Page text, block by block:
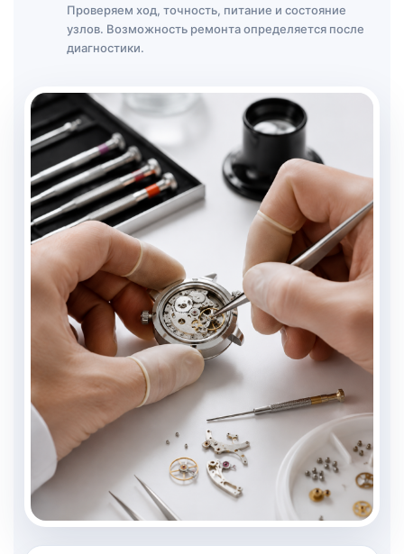
Проверяем ход, точность, питание и состояние
узлов. Возможность ремонта определяется после
диагностики.